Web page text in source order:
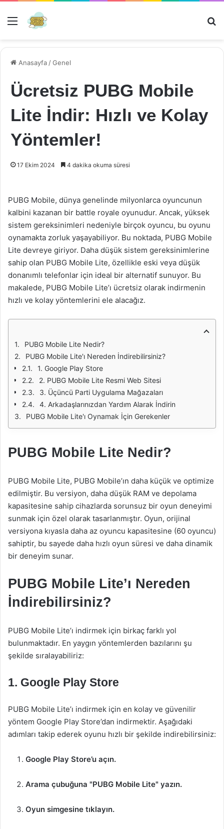
Menü
Anasayfa /Genel
Ücretsiz PUBG Mobile
Lite İndir: Hızlı ve Kolay
Yöntemler!
17 Ekim 2024 4 dakika okuma süresi
PUBG Mobile, dünya genelinde milyonlarca oyuncunun
kalbini kazanan bir battle royale oyunudur. Ancak, yüksek
sistem gereksinimleri nedeniyle birçok oyuncu, bu oyunu
oynamakta zorluk yaşayabiliyor. Bu noktada, PUBG Mobile
Lite devreye giriyor. Daha düşük sistem gereksinimlerine
sahip olan PUBG Mobile Lite, özellikle eski veya düşük
donanımlı telefonlar için ideal bir alternatif sunuyor. Bu
makalede, PUBG Mobile Lite’ı ücretsiz olarak indirmenin
hızlı ve kolay yöntemlerini ele alacağız.
PUBG Mobile Lite Nedir?
PUBG Mobile Lite'ı Nereden İndirebilirsiniz?
1. Google Play Store
2. PUBG Mobile Lite Resmi Web Sitesi
3. Üçüncü Parti Uygulama Mağazaları
4. Arkadaşlarınızdan Yardım Alarak İndirin
PUBG Mobile Lite'ı Oynamak İçin Gerekenler
PUBG Mobile Lite Nedir?
PUBG Mobile Lite, PUBG Mobile’ın daha küçük ve optimize
edilmiştir. Bu versiyon, daha düşük RAM ve depolama
kapasitesine sahip cihazlarda sorunsuz bir oyun deneyimi
sunmak için özel olarak tasarlanmıştır. Oyun, orijinal
versiyona kıyasla daha az oyuncu kapasitesine (60 oyuncu)
sahiptir, bu sayede daha hızlı oyun süresi ve daha dinamik
bir deneyim sunar.
PUBG Mobile Lite’ı Nereden
İndirebilirsiniz?
PUBG Mobile Lite’ı indirmek için birkaç farklı yol
bulunmaktadır. En yaygın yöntemlerden bazılarını şu
şekilde sıralayabiliriz:
1. Google Play Store
PUBG Mobile Lite’ı indirmek için en kolay ve güvenilir
yöntem Google Play Store’dan indirmektir. Aşağıdaki
adımları takip ederek oyunu hızlı bir şekilde indirebilirsiniz:
Google Play Store’u açın.
Arama çubuğuna "PUBG Mobile Lite" yazın.
Oyun simgesine tıklayın.